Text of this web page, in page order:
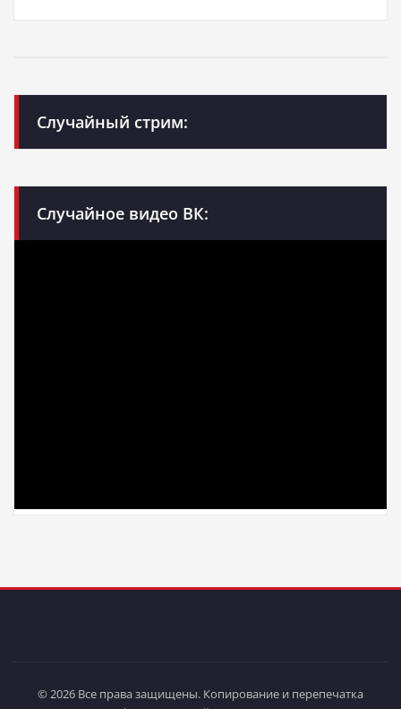
Случайный стрим:
Случайное видео ВК:
© 2026 Все права защищены. Копирование и перепечатка